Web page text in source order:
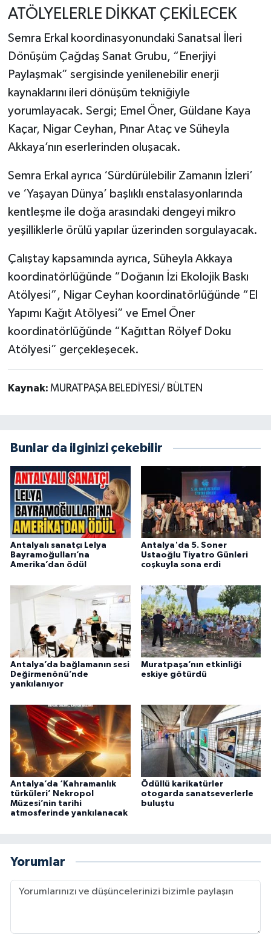
ATÖLYELERLE DİKKAT ÇEKİLECEK
Semra Erkal koordinasyonundaki Sanatsal İleri
Dönüşüm Çağdaş Sanat Grubu, “Enerjiyi
Paylaşmak” sergisinde yenilenebilir enerji
kaynaklarını ileri dönüşüm tekniğiyle
yorumlayacak. Sergi; Emel Öner, Güldane Kaya
Kaçar, Nigar Ceyhan, Pınar Ataç ve Süheyla
Akkaya’nın eserlerinden oluşacak.
Semra Erkal ayrıca ‘Sürdürülebilir Zamanın İzleri’
ve ‘Yaşayan Dünya’ başlıklı enstalasyonlarında
kentleşme ile doğa arasındaki dengeyi mikro
yeşilliklerle örülü yapılar üzerinden sorgulayacak.
Çalıştay kapsamında ayrıca, Süheyla Akkaya
koordinatörlüğünde “Doğanın İzi Ekolojik Baskı
Atölyesi”, Nigar Ceyhan koordinatörlüğünde “El
Yapımı Kağıt Atölyesi” ve Emel Öner
koordinatörlüğünde “Kağıttan Rölyef Doku
Atölyesi” gerçekleşecek.
Kaynak: MURATPAŞA BELEDİYESİ/ BÜLTEN
Bunlar da ilginizi çekebilir
Antalyalı sanatçı Lelya
Bayramoğulları’na
Amerika’dan ödül
Antalya'da 5. Soner
Ustaoğlu Tiyatro Günleri
coşkuyla sona erdi
Antalya’da bağlamanın sesi
Değirmenönü’nde
yankılanıyor
Muratpaşa’nın etkinliği
eskiye götürdü
Antalya’da ‘Kahramanlık
türküleri’ Nekropol
Müzesi’nin tarihi
atmosferinde yankılanacak
Ödüllü karikatürler
otogarda sanatseverlerle
buluştu
Yorumlar